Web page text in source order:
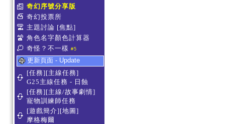
奇幻序號分享版
奇幻投票所
主題討論 [焦點]
角色名字顏色計算器
奇怪？不一樣 #5
更新頁面 - Update
[任務][主線任務]
G25主線任務 - 日蝕
[任務][主線/故事劇情]
寵物訓練師任務
[遊戲簡介][地圖]
摩格梅爾